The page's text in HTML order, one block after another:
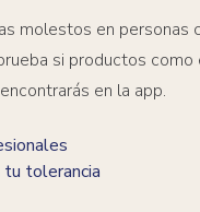
molestos en personas
si productos como
en la app.
tolerancia